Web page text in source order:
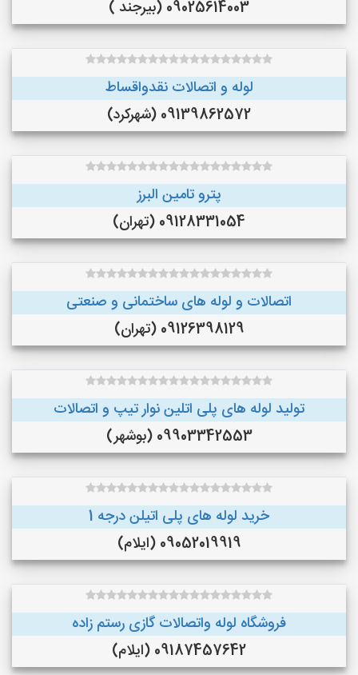
09025614003 (بیرجند )
لوله و اتصالات نقدواقساط
09139862572 (شهرکرد)
پترو تامین البرز
09128331054 (تهران)
اتصالات و لوله های ساختمانی و صنعتی
09126398129 (تهران)
تولید لوله های پلی اتلین نوار تیپ و اتصالات
09903342553 (بوشهر)
خرید لوله های پلی اتیلن درجه 1
09052019919 (ایلام)
فروشگاه لوله واتصالات گازی رستم زاده
09187457642 (ایلام)